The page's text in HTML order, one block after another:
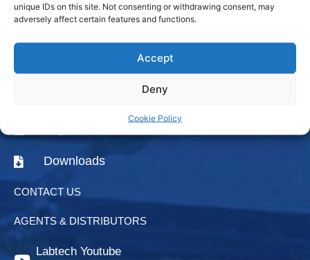
unique IDs on this site. Not consenting or withdrawing consent, may
adversely affect certain features and functions.
Accept
Deny
Cookie Policy
Downloads
CONTACT US
AGENTS & DISTRIBUTORS
Labtech Youtube